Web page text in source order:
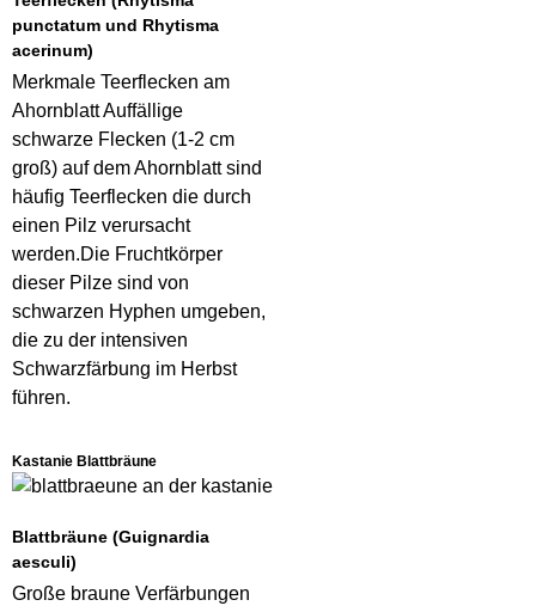
punctatum und Rhytisma
acerinum)
Merkmale Teerflecken am
Ahornblatt Auffällige
schwarze Flecken (1-2 cm
groß) auf dem Ahornblatt sind
häufig Teerflecken die durch
einen Pilz verursacht
werden.Die Fruchtkörper
dieser Pilze sind von
schwarzen Hyphen umgeben,
die zu der intensiven
Schwarzfärbung im Herbst
führen.
Kastanie Blattbräune
Blattbräune (Guignardia
aesculi)
Große braune Verfärbungen